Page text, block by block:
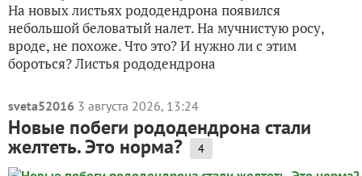
На новых листьях рододендрона появился
небольшой беловатый налет. На мучнистую росу,
вроде, не похоже. Что это? И нужно ли с этим
бороться? Листья рододендрона
sveta52016 3 августа 2026, 13:24
Новые побеги рододендрона стали
желтеть. Это норма? 4